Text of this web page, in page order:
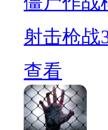
射击枪战
查看